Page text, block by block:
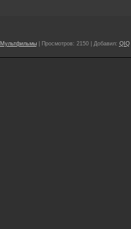
Мультфильмы| Просмотров: 2150 | Добавил: QIQ|